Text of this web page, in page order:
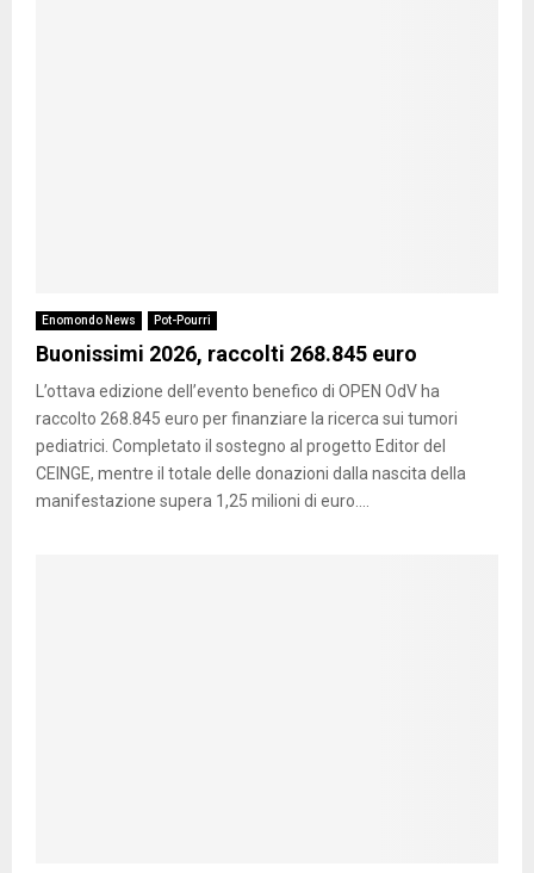
Enomondo News Pot-Pourri
Buonissimi 2026, raccolti 268.845 euro
L’ottava edizione dell’evento benefico di OPEN OdV ha
raccolto 268.845 euro per finanziare la ricerca sui tumori
pediatrici. Completato il sostegno al progetto Editor del
CEINGE, mentre il totale delle donazioni dalla nascita della
manifestazione supera 1,25 milioni di euro....